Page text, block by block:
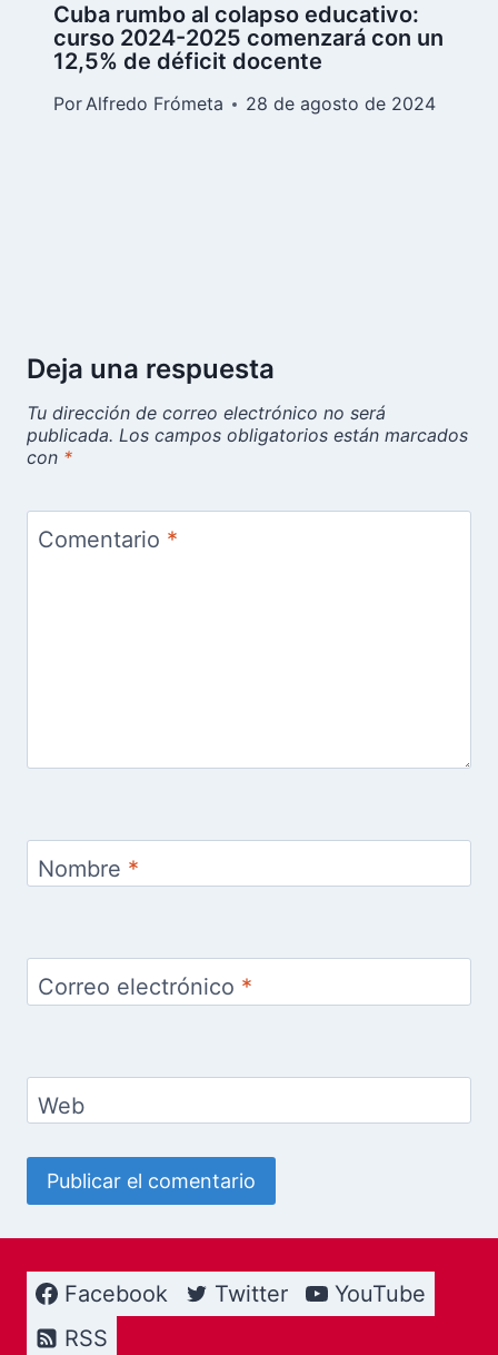
Cuba rumbo al colapso educativo:
curso 2024-2025 comenzará con un
12,5% de déficit docente
PorAlfredo Frómeta 28 de agosto de 2024
Deja una respuesta
Tu dirección de correo electrónico no será
publicada. Los campos obligatorios están marcados
con *
Comentario *
Nombre *
Correo electrónico *
Web
Facebook Twitter
YouTube
RSS